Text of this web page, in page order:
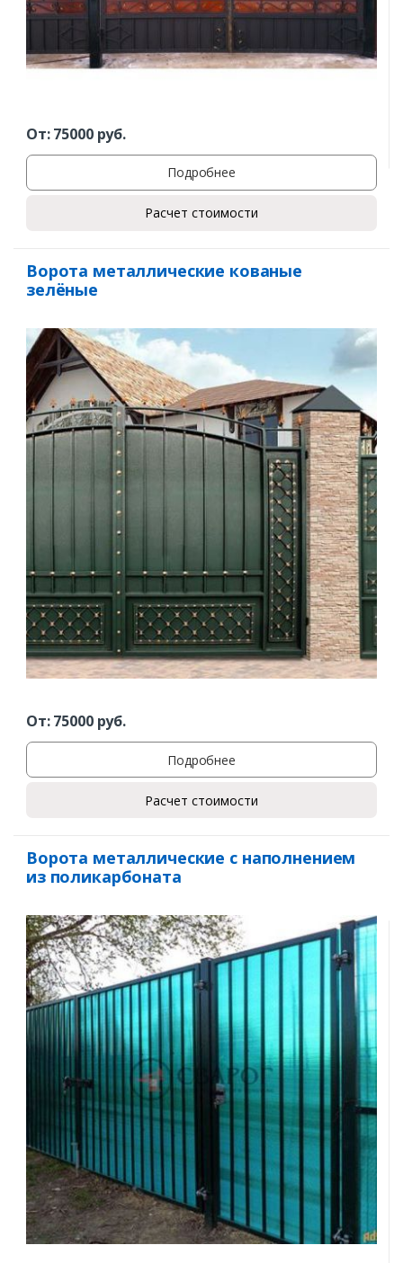
От:75000руб.
Подробнее
Расчет стоимости
Ворота металлические кованые
зелёные
От:75000руб.
Подробнее
Расчет стоимости
Ворота металлические с наполнением
из поликарбоната